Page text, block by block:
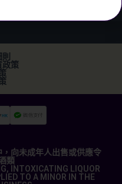
政策
向未成年人出售或供應令
類
INTOXICATING LIQUOR
TO A MINOR IN THE